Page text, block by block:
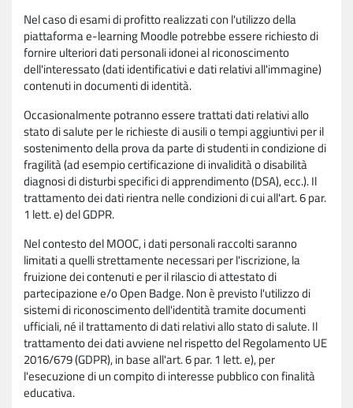
Nel caso di esami di profitto realizzati con l'utilizzo della
piattaforma e-learning Moodle potrebbe essere richiesto di
fornire ulteriori dati personali idonei al riconoscimento
dell'interessato (dati identificativi e dati relativi all'immagine)
contenuti in documenti di identità.
Occasionalmente potranno essere trattati dati relativi allo
stato di salute per le richieste di ausili o tempi aggiuntivi per il
sostenimento della prova da parte di studenti in condizione di
fragilità (ad esempio certificazione di invalidità o disabilità
diagnosi di disturbi specifici di apprendimento (DSA), ecc.). Il
trattamento dei dati rientra nelle condizioni di cui all'art. 6 par.
1 lett. e) del GDPR.
Nel contesto del MOOC, i dati personali raccolti saranno
limitati a quelli strettamente necessari per l'iscrizione, la
fruizione dei contenuti e per il rilascio di attestato di
partecipazione e/o Open Badge. Non è previsto l'utilizzo di
sistemi di riconoscimento dell'identità tramite documenti
ufficiali, né il trattamento di dati relativi allo stato di salute. Il
trattamento dei dati avviene nel rispetto del Regolamento UE
2016/679 (GDPR), in base all'art. 6 par. 1 lett. e), per
l'esecuzione di un compito di interesse pubblico con finalità
educativa.